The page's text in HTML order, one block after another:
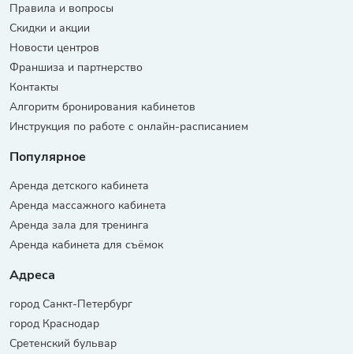
Правила и вопросы
Скидки и акции
Новости центров
Франшиза и партнерство
Контакты
Алгоритм бронирования кабинетов
Инструкция по работе с онлайн-расписанием
Популярное
Аренда детского кабинета
Аренда массажного кабинета
Аренда зала для тренинга
Аренда кабинета для съёмок
Адреса
город Санкт-Петербург
город Краснодар
Сретенский бульвар